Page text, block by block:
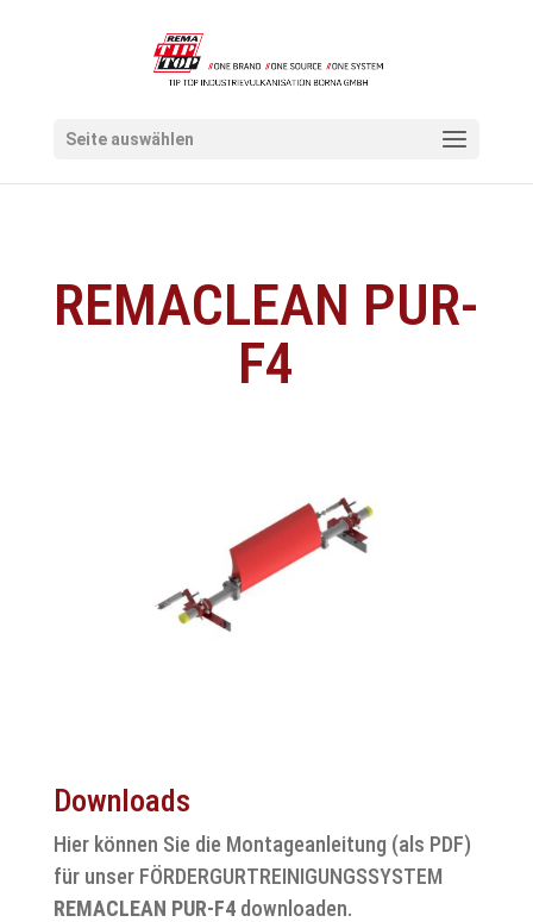
Seite auswählen
REMACLEAN PUR-
F4
Downloads
Hier können Sie die Montageanleitung (als PDF)
für unser FÖRDERGURTREINIGUNGSSYSTEM
REMACLEAN PUR-F4downloaden.